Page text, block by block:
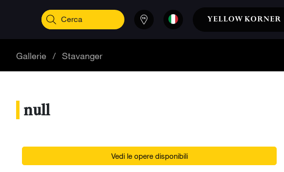
Gallerie / Stavanger
null
Vedi le opere disponibili